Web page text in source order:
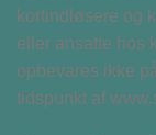
kortindløsere og
eller ansatte hos
opbevares ikke
tidspunkt af